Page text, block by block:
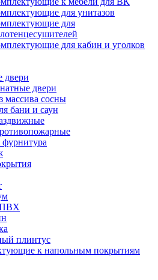
для унитазов
для
для кабин и уголков
двери
двери
массива сосны
бани и саун
фурнитура
ПВХ
плинтус
к напольным покрытиям